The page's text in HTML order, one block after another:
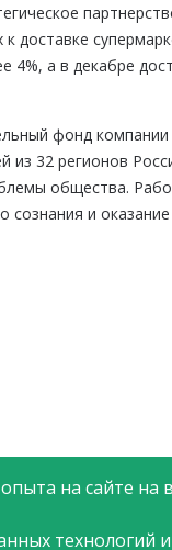
на сайте на
4%, а в декабре
фонд
32 регионов
общества.
сознания и